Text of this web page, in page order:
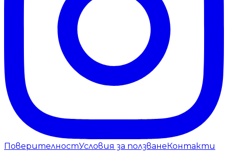
ПоверителностУсловия за ползванеКонтакти